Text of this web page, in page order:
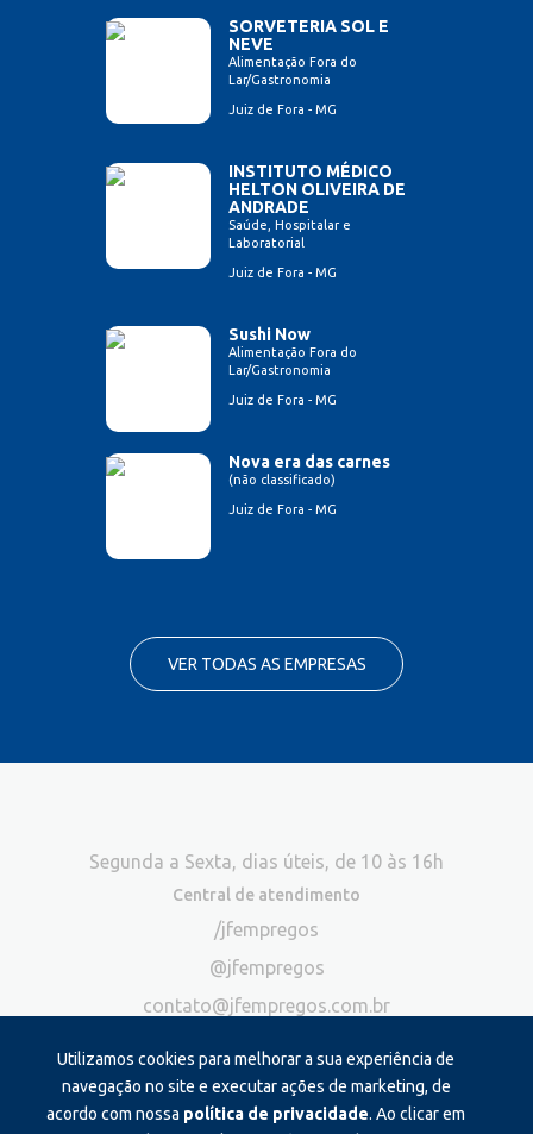
SORVETERIA SOL E
NEVE
Alimentação Fora do
Lar/Gastronomia
Juiz de Fora - MG
INSTITUTO MÉDICO
HELTON OLIVEIRA DE
ANDRADE
Saúde, Hospitalar e
Laboratorial
Juiz de Fora - MG
Sushi Now
Alimentação Fora do
Lar/Gastronomia
Juiz de Fora - MG
Nova era das carnes
(não classificado)
Juiz de Fora - MG
VER TODAS AS EMPRESAS
Utilizamos cookies para melhorar a sua experiência de
navegação no site e executar ações de marketing, de
acordo com nossa política de privacidade. Ao clicar em
Segunda a Sexta, dias úteis, de 10 às 16h
Central de atendimento
/jfempregos
@jfempregos
contato@jfempregos.com.br
Publicidade
*Exclusivo para atendimento via chat. Não atendemos ligações neste